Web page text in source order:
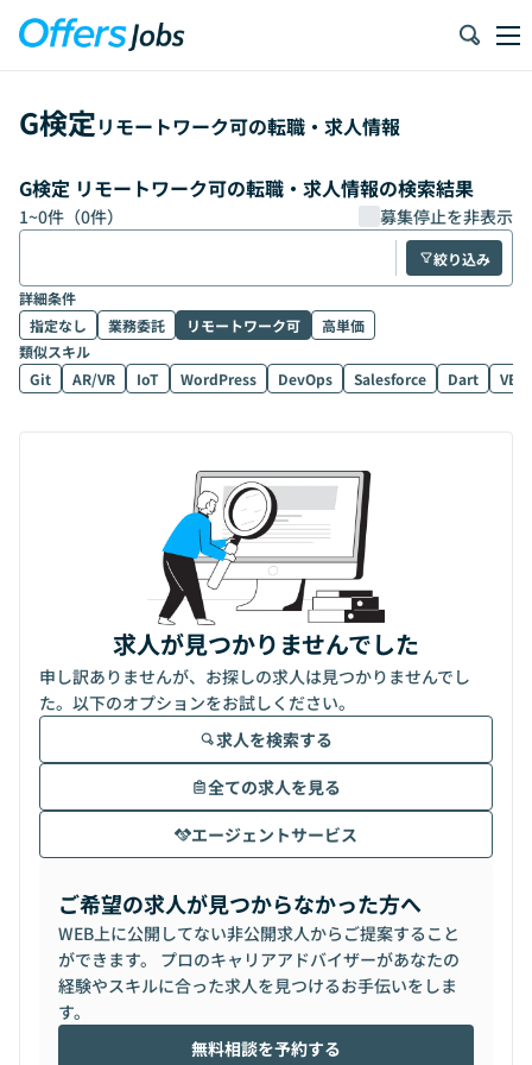
G検定リモートワーク可の転職・求人情報
G検定 リモートワーク可の転職・求人情報の検索結果
1~0件（0件） 募集停止を非表示
絞り込み
詳細条件
指定なし
業務委託 リモートワーク可
高単価
類似スキル
Git
AR/VR IoT WordPress DevOps Salesforce Dart
求人が見つかりませんでした
申し訳ありませんが、お探しの求人は見つかりませんでし
た。以下のオプションをお試しください。
求人を検索する
全ての求人を見る
エージェントサービス
ご希望の求人が見つからなかった方へ
WEB上に公開してない非公開求人からご提案すること
ができます。 プロのキャリアアドバイザーがあなたの
経験やスキルに合った求人を見つけるお手伝いをしま
す。
無料相談を予約する